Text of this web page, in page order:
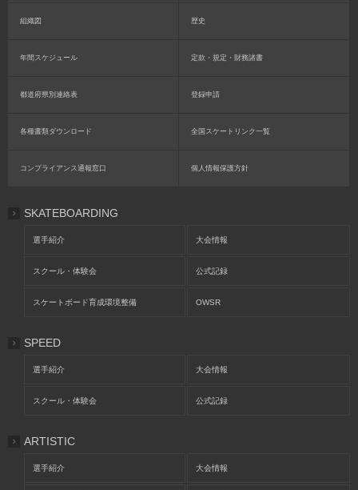
組織図 歴史
年間スケジュール 定款・規定・財務諸書
都道府県別連絡表 登録申請
各種書類ダウンロード 全国スケートリンク一覧
コンプライアンス通報窓口 個人情報保護方針
SKATEBOARDING
選手紹介 大会情報
スクール・体験会 公式記録
スケートボード育成環境整備 OWSR
SPEED
選手紹介 大会情報
スクール・体験会 公式記録
ARTISTIC
選手紹介 大会情報